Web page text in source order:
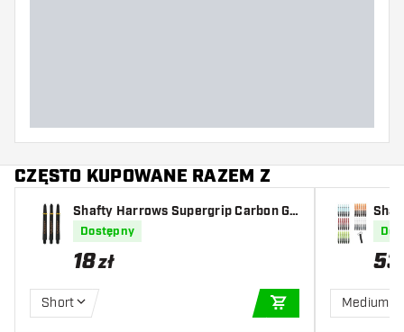
CZĘSTO KUPOWANE RAZEM Z
Shafty Harrows Supergrip Carbon Go
ldDostępny
18zł
Short
DODAJ DO
10
53
Medium